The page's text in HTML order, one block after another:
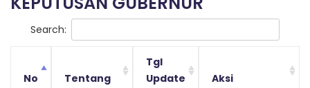
Search:
No Tentang
Tgl
Update
Aksi